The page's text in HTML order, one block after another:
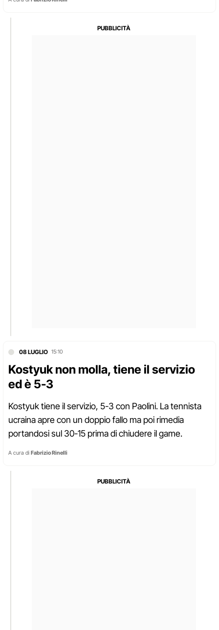
08 LUGLIO 15:10
Kostyuk non molla, tiene il servizio
ed è 5-3
Kostyuk tiene il servizio, 5-3 con Paolini. La tennista
ucraina apre con un doppio fallo ma poi rimedia
portandosi sul 30-15 prima di chiudere il game.
A cura di Fabrizio Rinelli